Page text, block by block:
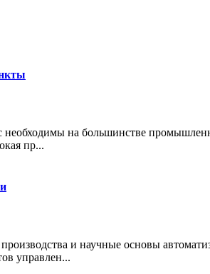
необходимы на большинстве
пр...
и научные основы
управлен...